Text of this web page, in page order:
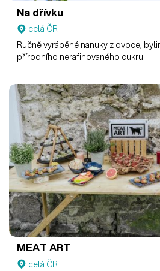
Na dřívku
celá ČR
Ručně vyráběné nanuky z ovoce,
přírodního nerafinovaného cukru
MEAT ART
celá ČR